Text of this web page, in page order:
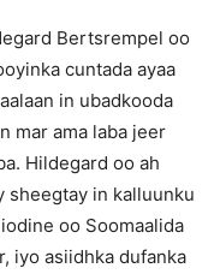
Bertsrempel oo
cuntada ayaa
in ubadkooda
mar ama laba jeer
Hildegard oo ah
sheegtay in kalluunku
oo Soomaalida
iyo asiidhka dufanka